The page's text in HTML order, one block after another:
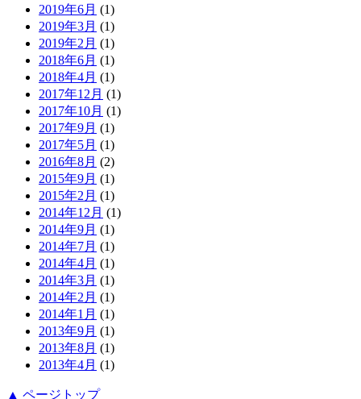
2019年6月 (1)
2019年3月 (1)
2019年2月 (1)
2018年6月 (1)
2018年4月 (1)
2017年12月 (1)
2017年10月 (1)
2017年9月 (1)
2017年5月 (1)
2016年8月 (2)
2015年9月 (1)
2015年2月 (1)
2014年12月 (1)
2014年9月 (1)
2014年7月 (1)
2014年4月 (1)
2014年3月 (1)
2014年2月 (1)
2014年1月 (1)
2013年9月 (1)
2013年8月 (1)
2013年4月 (1)
▲ ページトップ